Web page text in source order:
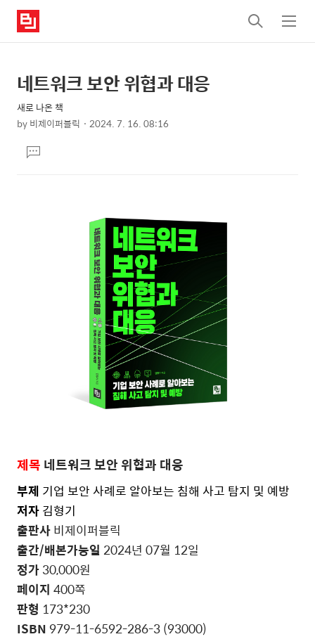
검
색
메
뉴
상
세
컨
텐
츠
본
문
제
목
네트워크 보안 위협과 대응
새로 나온 책
by비제이퍼블릭 2024. 7. 16. 08:16
문댓
글
제목 네트워크 보안 위협과 대응
부제 기업 보안 사례로 알아보는 침해 사고 탐지 및 예방
저자김형기
출판사비제이퍼블릭
출간/배본가능일 2024년 07월 12일
정가30,000원
페이지 400쪽
판형 173*230
ISBN 979-11-6592-286-3 (93000)